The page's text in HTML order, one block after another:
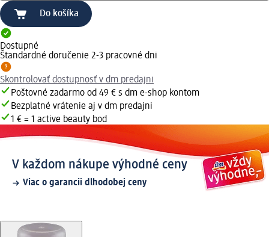
Do košíka
Dostupné
Štandardné doručenie 2-3 pracovné dni
Skontrolovať dostupnosť v dm predajni
Poštovné zadarmo od 49 € s dm e-shop kontom
Bezplatné vrátenie aj v dm predajni
1 € = 1 active beauty bod
V každom nákupe výhodné ceny
Viac o garancii dlhodobej ceny